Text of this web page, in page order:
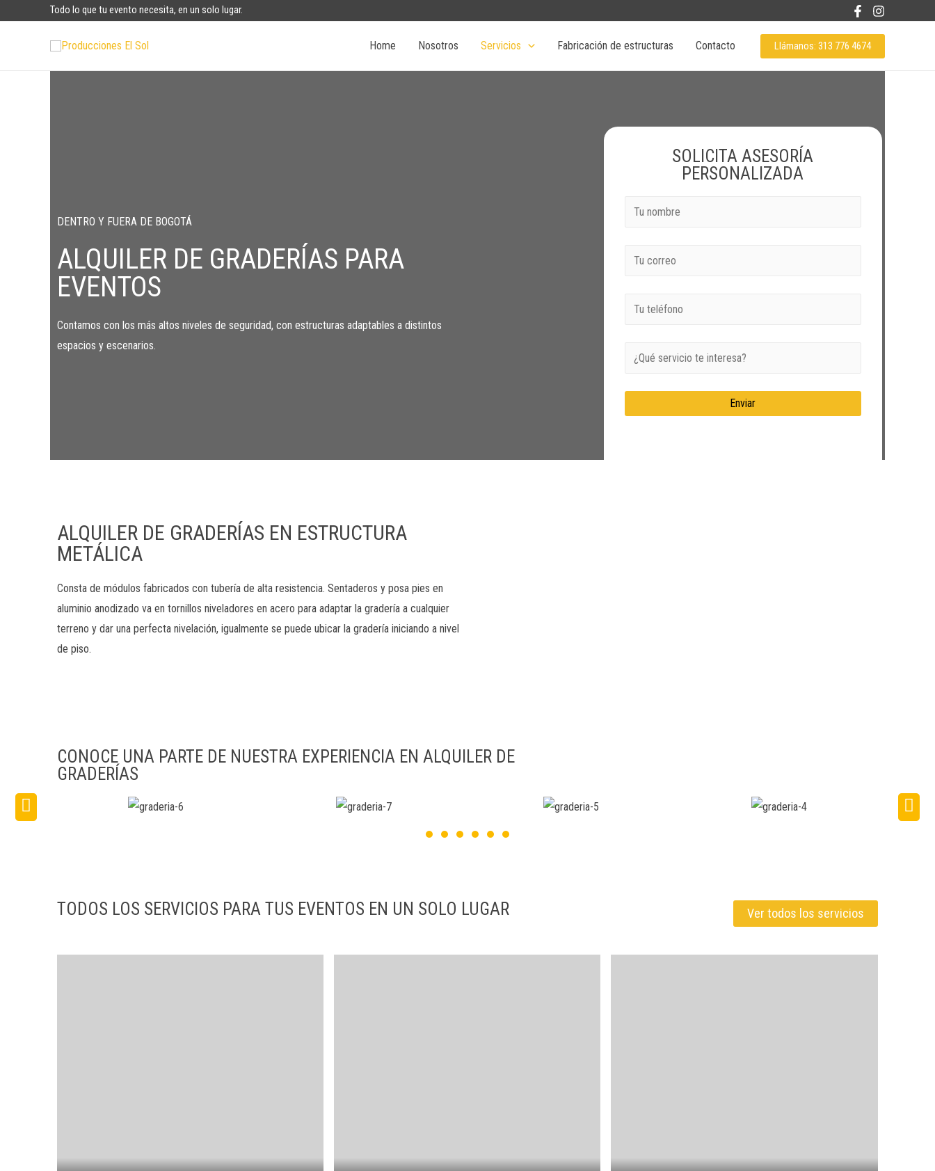
Todo lo que tu evento necesita, en un solo lugar.
Home Nosotros Servicios Fabricación de estructuras Contacto Llámanos: 313 776 4674
DENTRO Y FUERA DE BOGOTÁ
ALQUILER DE GRADERÍAS PARA
EVENTOS
Contamos con los más altos niveles de seguridad, con estructuras adaptables a distintos
espacios y escenarios.
SOLICITA ASESORÍA
PERSONALIZADA
ALQUILER DE GRADERÍAS EN ESTRUCTURA
METÁLICA
Consta de módulos fabricados con tubería de alta resistencia. Sentaderos y posa pies en
aluminio anodizado va en tornillos niveladores en acero para adaptar la gradería a cualquier
terreno y dar una perfecta nivelación, igualmente se puede ubicar la gradería iniciando a nivel
de piso.
CONOCE UNA PARTE DE NUESTRA EXPERIENCIA EN ALQUILER DE
GRADERÍAS
TODOS LOS SERVICIOS PARA TUS EVENTOS EN UN SOLO LUGAR Ver todos los servicios